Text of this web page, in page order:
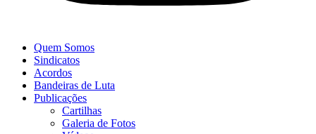
Quem Somos
Sindicatos
Acordos
Bandeiras de Luta
Publicações
Cartilhas
Galeria de Fotos